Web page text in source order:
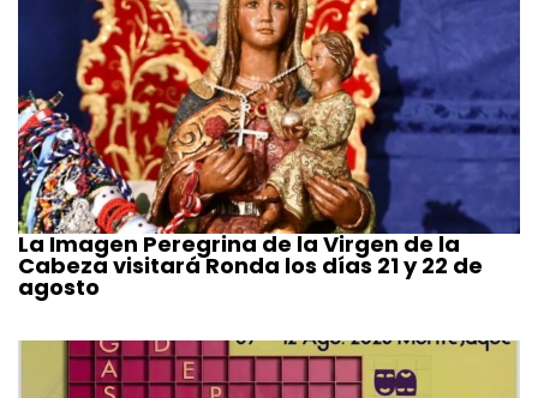
La Imagen Peregrina de la Virgen de la
Cabeza visitará Ronda los días 21 y 22 de
agosto